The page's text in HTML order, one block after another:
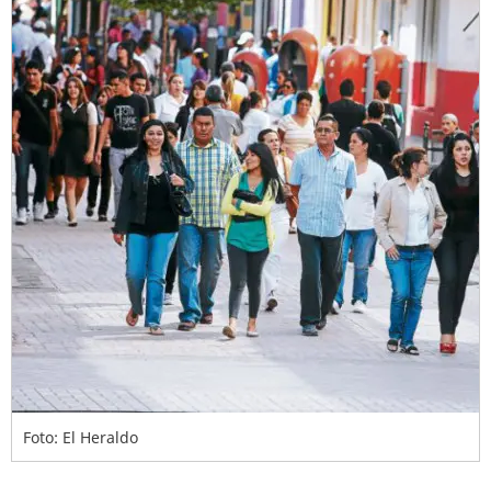
Foto: El Heraldo